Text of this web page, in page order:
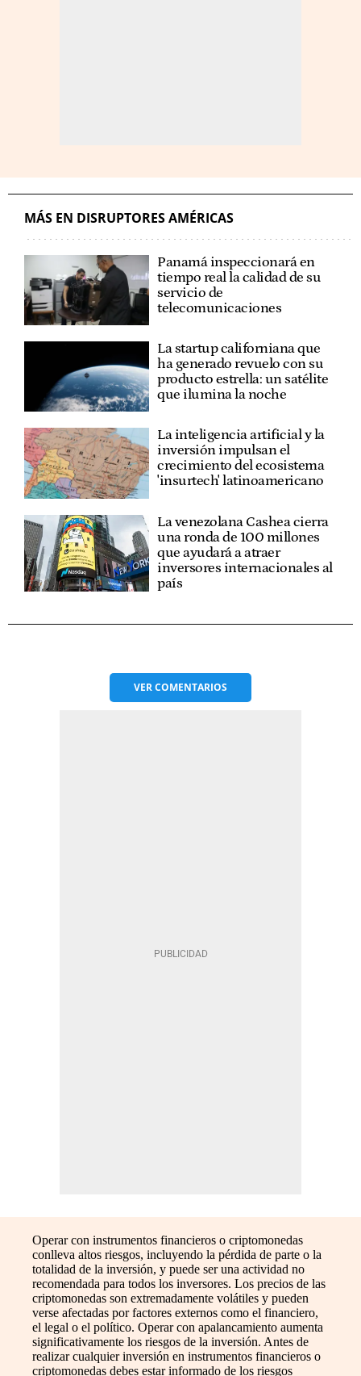
MÁS EN DISRUPTORES AMÉRICAS
Panamá inspeccionará en
tiempo real la calidad de su
servicio de
telecomunicaciones
La startup californiana que
ha generado revuelo con su
producto estrella: un satélite
que ilumina la noche
La inteligencia artificial y la
inversión impulsan el
crecimiento del ecosistema
'insurtech' latinoamericano
La venezolana Cashea cierra
una ronda de 100 millones
que ayudará a atraer
inversores internacionales al
país
VERCOMENTARIOS
Operar con instrumentos financieros o criptomonedas
conlleva altos riesgos, incluyendo la pérdida de parte o la
totalidad de la inversión, y puede ser una actividad no
recomendada para todos los inversores. Los precios de las
criptomonedas son extremadamente volátiles y pueden
verse afectadas por factores externos como el financiero,
el legal o el político. Operar con apalancamiento aumenta
significativamente los riesgos de la inversión. Antes de
realizar cualquier inversión en instrumentos financieros o
criptomonedas debes estar informado de los riesgos